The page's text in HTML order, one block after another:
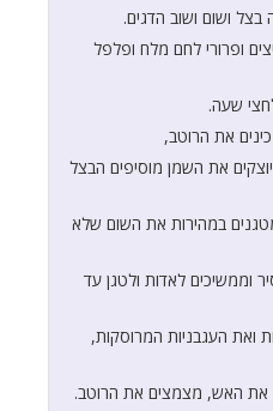
ושום ושוב הדגים.
ופרורי לחם מלח ופלפל
שעה.
את הרוטב,
את השמן מוסיפים הבצל
במהירות את השום שלא
וממשיכים לאדות ולטגן עד
ואת העגבניות המרוסקות,
את האש, מצמצים את הרוטב.